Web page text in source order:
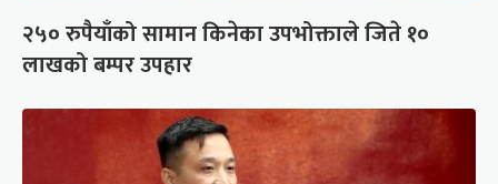
२५० रुपैयाँको सामान किनेका उपभोक्ताले जिते १०
लाखको बम्पर उपहार